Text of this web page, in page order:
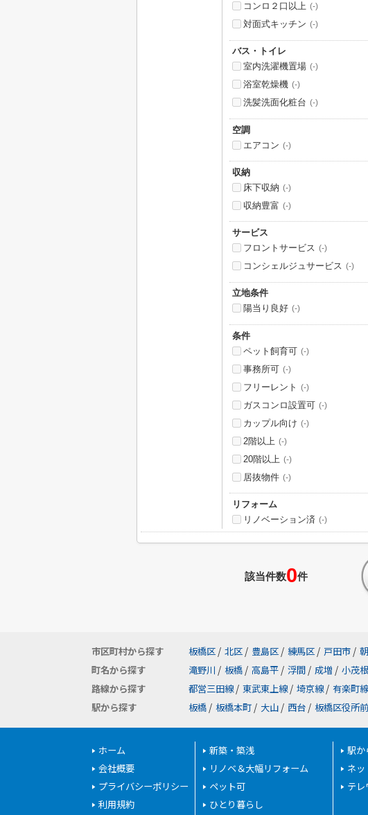
コンロ２口以上 (-)
対面式キッチン (-)
バス・トイレ
室内洗濯機置場 (-)
浴室乾燥機 (-)
洗髪洗面化粧台 (-)
空調
エアコン (-)
収納
床下収納 (-)
収納豊富 (-)
サービス
フロントサービス (-)
コンシェルジュサービス (-)
立地条件
陽当り良好 (-)
条件
ペット飼育可 (-)
事務所可 (-)
フリーレント (-)
ガスコンロ設置可 (-)
カップル向け (-)
2階以上 (-)
20階以上 (-)
居抜物件 (-)
リフォーム
リノベーション済 (-)
該当件数0件
市区町村から探す 板橋区 / 北区 / 豊島区 / 練馬区 / 戸田市 /
町名から探す
滝野川 / 板橋 / 高島平 / 浮間 / 成増 / 小茂根
路線から探す
都営三田線 / 東武東上線 / 埼京線 / 有楽町線
駅から探す
板橋 / 板橋本町 / 大山 / 西台 / 板橋区役所前
ホーム
会社概要
プライバシーポリシー
利用規約
新築・築浅
リノベ＆大幅リフォーム
ペット可
ひとり暮らし
駅か
ネ
テ